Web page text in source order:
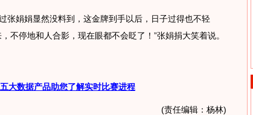
娟娟显然没料到，这金牌到手以后，日子过得也不轻
不停地和人合影，现在眼都不会眨了！”张娟捐大笑着说。
大数据产品助您了解实时比赛进程
(责任编辑：杨林)